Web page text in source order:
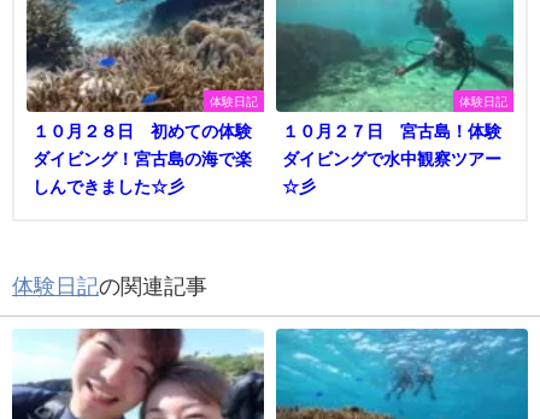
体験日記
１０月２８日 初めての体験
ダイビング！宮古島の海で楽
しんできました☆彡
体験日記
１０月２７日 宮古島！体験
ダイビングで水中観察ツアー
☆彡
体験日記の関連記事